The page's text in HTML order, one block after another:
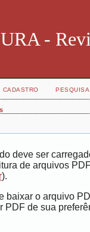
-
CADASTRO PESQUISA
deve ser
de arquivos
).
baixar o arquivo
PDF de sua